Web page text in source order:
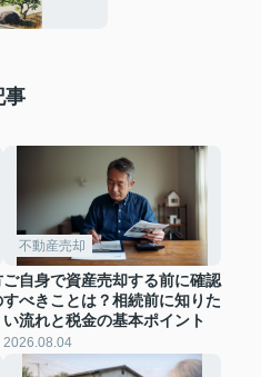
事
不動産売却
ご自身で資産売却する前に確認
すべきことは？相続前に知りた
い流れと税金の基本ポイント
2026.08.04